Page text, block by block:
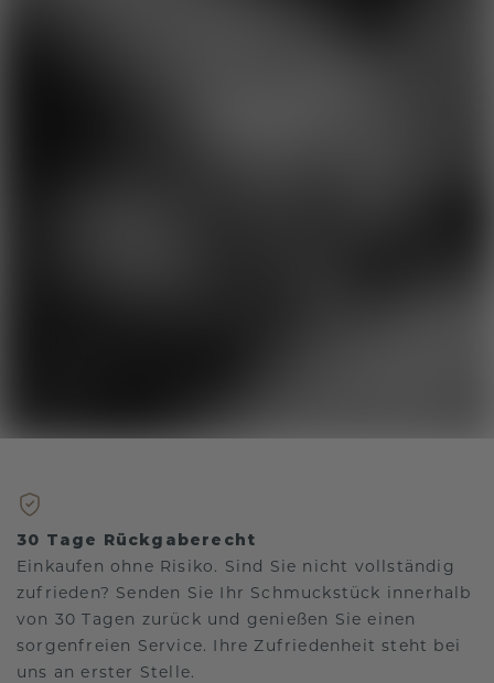
30 Tage Rückgaberecht
Einkaufen ohne Risiko. Sind Sie nicht vollständig
zufrieden? Senden Sie Ihr Schmuckstück innerhalb
von 30 Tagen zurück und genießen Sie einen
sorgenfreien Service. Ihre Zufriedenheit steht bei
uns an erster Stelle.